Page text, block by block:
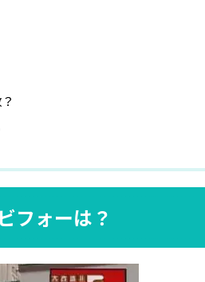
フォーは？